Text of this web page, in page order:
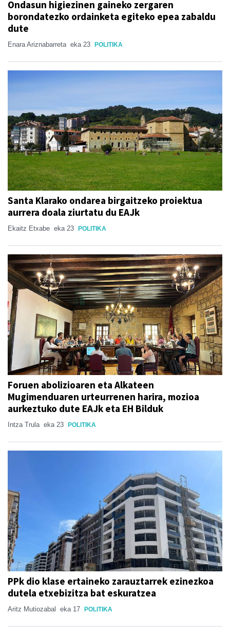
Ondasun higiezinen gaineko zergaren
borondatezko ordainketa egiteko epea zabaldu
dute
Enara Ariznabarreta eka 23 POLITIKA
Santa Klarako ondarea birgaitzeko proiektua
aurrera doala ziurtatu du EAJk
Ekaitz Etxabe eka 23 POLITIKA
Foruen abolizioaren eta Alkateen
Mugimenduaren urteurrenen harira, mozioa
aurkeztuko dute EAJk eta EH Bilduk
Intza Trula eka 23 POLITIKA
PPk dio klase ertaineko zarauztarrek ezinezkoa
dutela etxebizitza bat eskuratzea
Aritz Mutiozabal eka 17 POLITIKA